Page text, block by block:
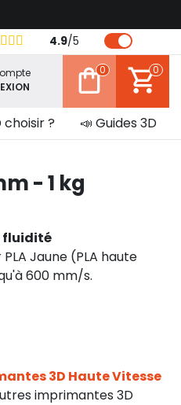
4.9/5
0 0
choisir ? 📣 Guides 3D
- 1 kg
fluidité
Jaune (PLA haute
600 mm/s.
3D Haute Vitesse
imprimantes 3D